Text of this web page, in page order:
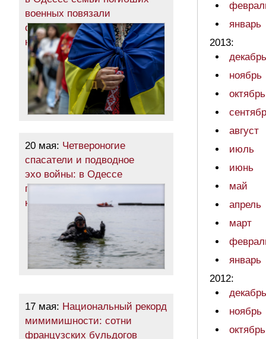
военных повязали
символические ленты
на Аллее Героев (фото)
20 мая: Четвероногие
спасатели и подводное
эхо войны: в Одессе
показали, как готовят пляжи
к лету (фото)
17 мая: Национальный рекорд
мимимишности: сотни
французских бульдогов
январь
2013:
декабрь
ноябрь
октябрь
август
июль
июнь
май
апрель
март
январь
2012:
декабрь
ноябрь
октябрь